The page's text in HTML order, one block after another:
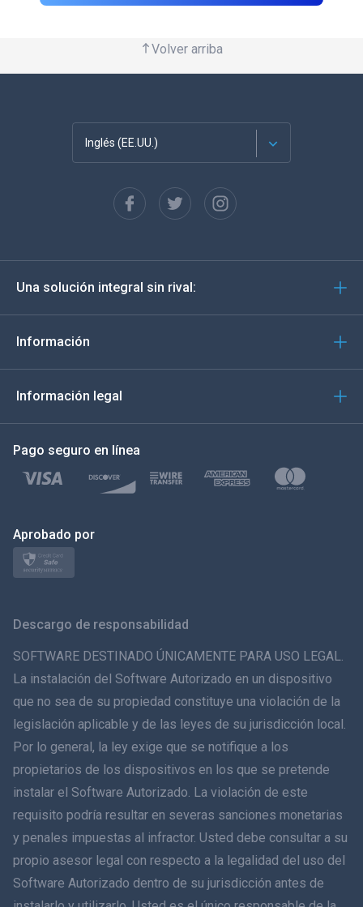
Volver arriba
Inglés (EE.UU.)
English
Deutsch
Italiano
Türkçe
Polski
日本
ภาษาไทย
Dansk
हिंदी
עברית
Română
Una solución integral sin rival:
Información
Información legal
Pago seguro en línea
Aprobado por
Descargo de responsabilidad
SOFTWARE DESTINADO ÚNICAMENTE PARA USO LEGAL.
La instalación del Software Autorizado en un dispositivo
que no sea de su propiedad constituye una violación de la
legislación aplicable y de las leyes de su jurisdicción local.
Por lo general, la ley exige que se notifique a los
propietarios de los dispositivos en los que se pretende
instalar el Software Autorizado. La violación de este
requisito podría resultar en severas sanciones monetarias
y penales impuestas al infractor. Usted debe consultar a su
propio asesor legal con respecto a la legalidad del uso del
Software Autorizado dentro de su jurisdicción antes de